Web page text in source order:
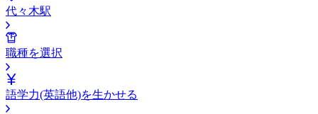
代々木駅
職種を選択
語学力(英語他)を生かせる